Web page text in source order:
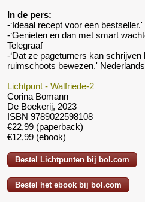
In de pers:
-‘Ideaal recept voor een
-‘Genieten en dan met smart
Telegraaf
-‘Dat ze pageturners kan
ruimschoots bewezen.'
Lichtpunt - Walfriede-2
Corina Bomann
De Boekerij, 2023
ISBN 9789022598108
€22,99 (paperback)
€12,99 (ebook)
Bestel Lichtpunten bij bol.com
Bestel het ebook bij bol.com